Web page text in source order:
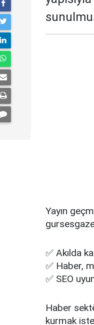
Yayın
✅ Akılda
✅ Haber,
✅ SEO
Haber
kurmak